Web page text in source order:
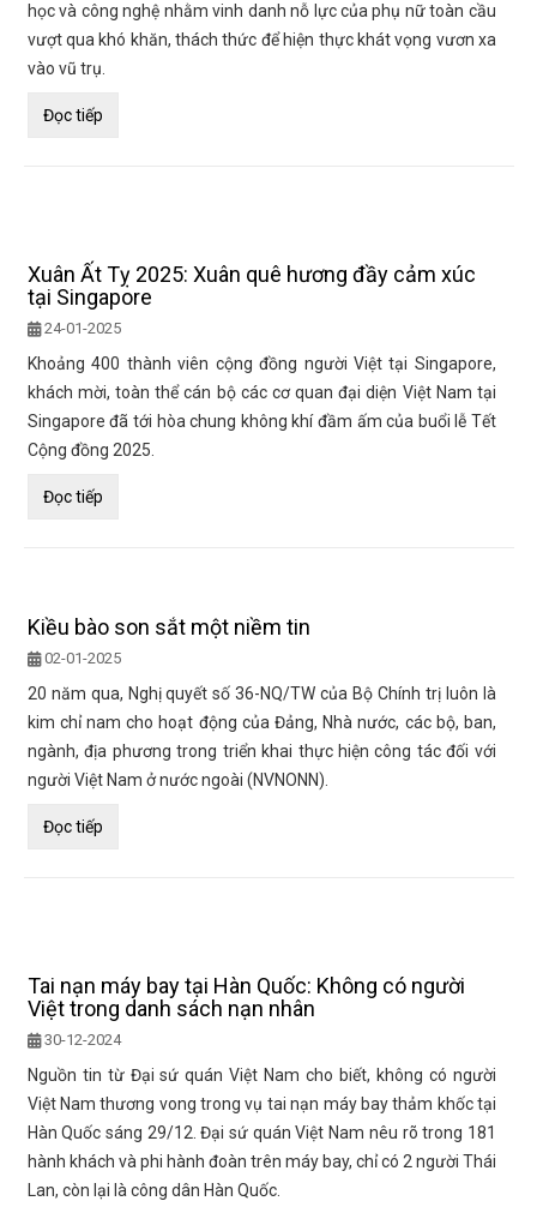
học và công nghệ nhằm vinh danh nỗ lực của phụ nữ toàn cầu
vượt qua khó khăn, thách thức để hiện thực khát vọng vươn xa
vào vũ trụ.
Đọc tiếp
Xuân Ất Tỵ 2025: Xuân quê hương đầy cảm xúc
tại Singapore
24-01-2025
Khoảng 400 thành viên cộng đồng người Việt tại Singapore,
khách mời, toàn thể cán bộ các cơ quan đại diện Việt Nam tại
Singapore đã tới hòa chung không khí đầm ấm của buổi lễ Tết
Cộng đồng 2025.
Đọc tiếp
Kiều bào son sắt một niềm tin
02-01-2025
20 năm qua, Nghị quyết số 36-NQ/TW của Bộ Chính trị luôn là
kim chỉ nam cho hoạt động của Đảng, Nhà nước, các bộ, ban,
ngành, địa phương trong triển khai thực hiện công tác đối với
người Việt Nam ở nước ngoài (NVNONN).
Đọc tiếp
Tai nạn máy bay tại Hàn Quốc: Không có người
Việt trong danh sách nạn nhân
30-12-2024
Nguồn tin từ Đại sứ quán Việt Nam cho biết, không có người
Việt Nam thương vong trong vụ tai nạn máy bay thảm khốc tại
Hàn Quốc sáng 29/12. Đại sứ quán Việt Nam nêu rõ trong 181
hành khách và phi hành đoàn trên máy bay, chỉ có 2 người Thái
Lan, còn lại là công dân Hàn Quốc.